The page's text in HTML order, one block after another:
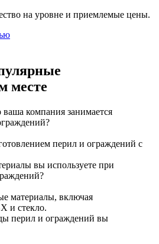
на уровне и приемлемые цены.
месте
ваша компания занимается
перил и ограждений с
вы используете при
материалы, включая
и стекло.
перил и ограждений вы